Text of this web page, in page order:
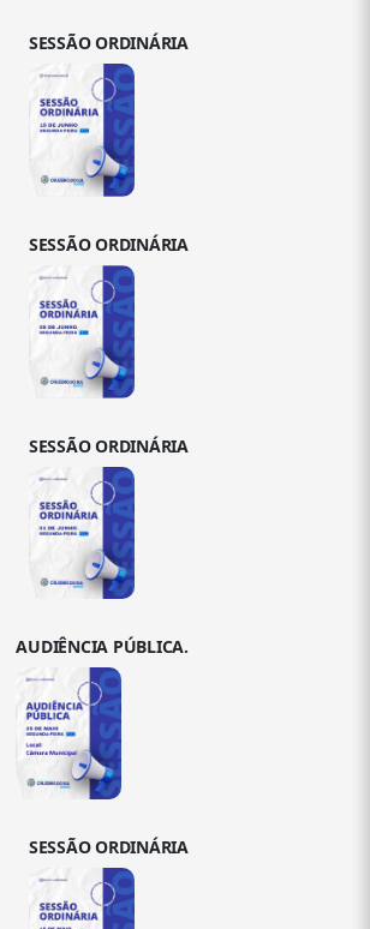
SESSÃO ORDINÁRIA
SESSÃO ORDINÁRIA
SESSÃO ORDINÁRIA
AUDIÊNCIA PÚBLICA.
SESSÃO ORDINÁRIA